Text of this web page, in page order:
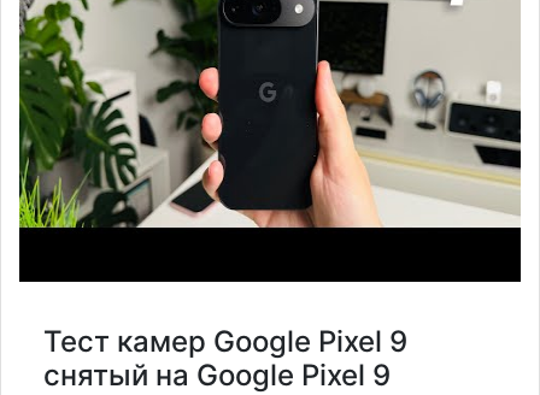
Тест камер Google Pixel 9
снятый на Google Pixel 9